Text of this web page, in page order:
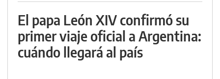
El papa León XIV confirmó su
primer viaje oficial a Argentina:
cuándo llegará al país